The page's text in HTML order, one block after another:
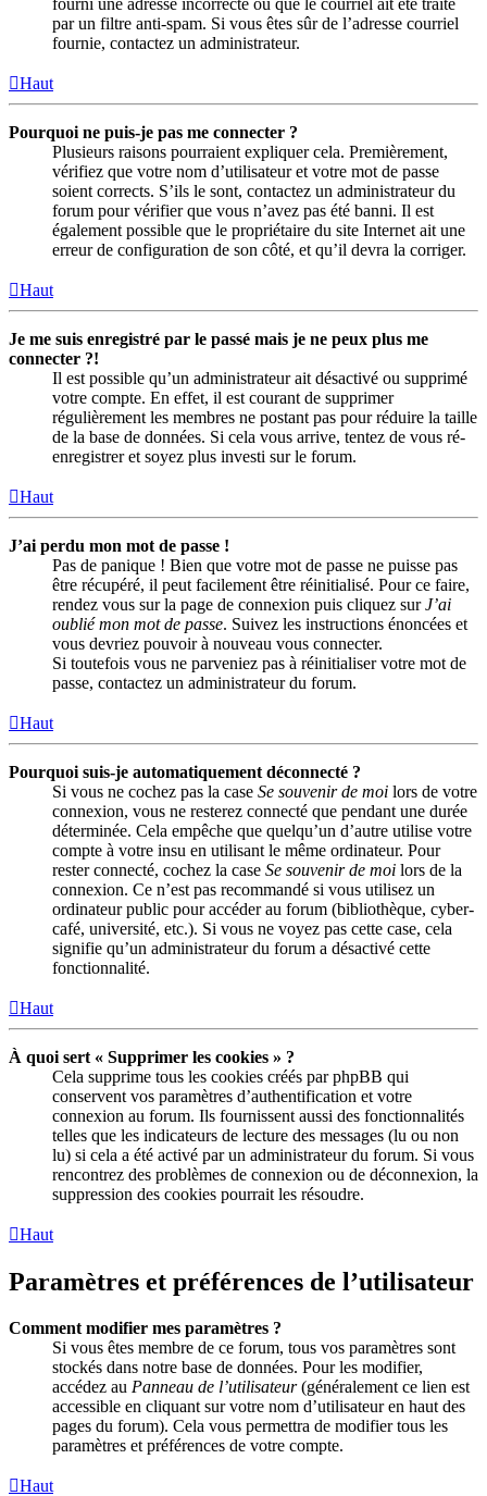
fourni une adresse incorrecte ou que le courriel ait été traité
par un filtre anti-spam. Si vous êtes sûr de l’adresse courriel
fournie, contactez un administrateur.
Haut
Pourquoi ne puis-je pas me connecter ?
Plusieurs raisons pourraient expliquer cela. Premièrement,
vérifiez que votre nom d’utilisateur et votre mot de passe
soient corrects. S’ils le sont, contactez un administrateur du
forum pour vérifier que vous n’avez pas été banni. Il est
également possible que le propriétaire du site Internet ait une
erreur de configuration de son côté, et qu’il devra la corriger.
Haut
Je me suis enregistré par le passé mais je ne peux plus me
connecter ?!
Il est possible qu’un administrateur ait désactivé ou supprimé
votre compte. En effet, il est courant de supprimer
régulièrement les membres ne postant pas pour réduire la taille
de la base de données. Si cela vous arrive, tentez de vous ré-
enregistrer et soyez plus investi sur le forum.
Haut
J’ai perdu mon mot de passe !
Pas de panique ! Bien que votre mot de passe ne puisse pas
être récupéré, il peut facilement être réinitialisé. Pour ce faire,
rendez vous sur la page de connexion puis cliquez surJ’ai
oublié mon mot de passe. Suivez les instructions énoncées et
vous devriez pouvoir à nouveau vous connecter.
Si toutefois vous ne parveniez pas à réinitialiser votre mot de
passe, contactez un administrateur du forum.
Haut
Pourquoi suis-je automatiquement déconnecté ?
Si vous ne cochez pas la case Se souvenir de moi lors de votre
connexion, vous ne resterez connecté que pendant une durée
déterminée. Cela empêche que quelqu’un d’autre utilise votre
compte à votre insu en utilisant le même ordinateur. Pour
rester connecté, cochez la case Se souvenir de moi lors de la
connexion. Ce n’est pas recommandé si vous utilisez un
ordinateur public pour accéder au forum (bibliothèque, cyber-
café, université, etc.). Si vous ne voyez pas cette case, cela
signifie qu’un administrateur du forum a désactivé cette
fonctionnalité.
Haut
À quoi sert « Supprimer les cookies » ?
Cela supprime tous les cookies créés par phpBB qui
conservent vos paramètres d’authentification et votre
connexion au forum. Ils fournissent aussi des fonctionnalités
telles que les indicateurs de lecture des messages (lu ou non
lu) si cela a été activé par un administrateur du forum. Si vous
rencontrez des problèmes de connexion ou de déconnexion, la
suppression des cookies pourrait les résoudre.
Haut
Paramètres et préférences de l’utilisateur
Comment modifier mes paramètres ?
Si vous êtes membre de ce forum, tous vos paramètres sont
stockés dans notre base de données. Pour les modifier,
accédez au Panneau de l’utilisateur(généralement ce lien est
accessible en cliquant sur votre nom d’utilisateur en haut des
pages du forum). Cela vous permettra de modifier tous les
paramètres et préférences de votre compte.
Haut